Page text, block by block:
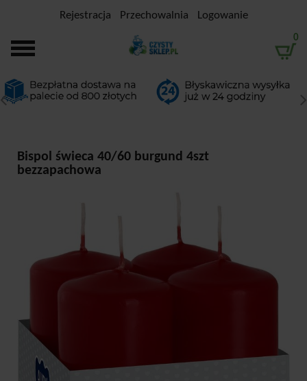
Rejestracja Przechowalnia Logowanie
0
Bispol świeca 40/60 burgund 4szt
bezzapachowa